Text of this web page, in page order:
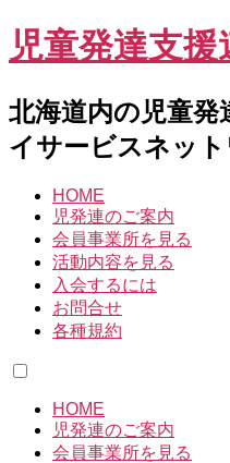
児童発達支
北海道内の児童発
イサービスネット
HOME
児発連のご案内
会員事業所を見る
活動内容を見る
入会するには
お問合せ
各種規約
HOME
児発連のご案内
会員事業所を見る